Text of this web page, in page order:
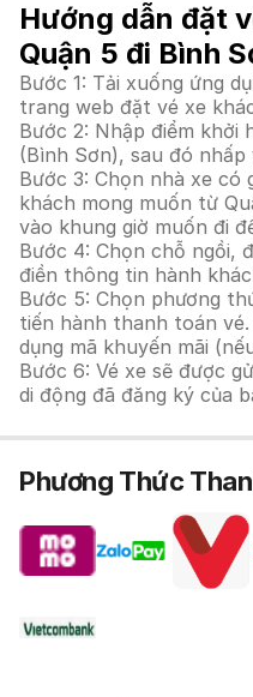
Hướng dẫn đặt
Quận 5 đi Bình
Bước 1: Tải xuống ứng
trang web đặt vé xe
Bước 2: Nhập điểm khởi
(Bình Sơn), sau đó
Bước 3: Chọn nhà xe
khách mong muốn từ
vào khung giờ muốn đi
Bước 4: Chọn chỗ ngồi,
điền thông tin hành
Bước 5: Chọn phương
tiến hành thanh toán
dụng mã khuyến mãi
Bước 6: Vé xe sẽ được
di động đã đăng ký của
Phương Thức